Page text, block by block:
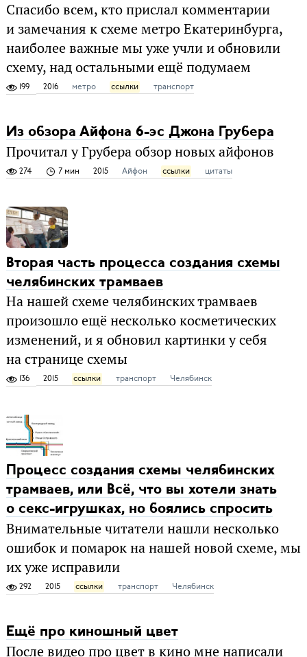
Спасибо всем, кто прислал комментарии
и замечания к схеме метро Екатеринбурга,
наиболее важные мы уже учли и обновили
схему, над остальными ещё подумаем
199 2016 метро ссылки транспорт
Из обзора Айфона 6-эс Джона Грубера
Прочитал у Грубера обзор новых айфонов
274 7 мин 2015 Айфон ссылки цитаты
Вторая часть процесса создания схемы
челябинских трамваев
На нашей схеме челябинских трамваев
произошло ещё несколько косметических
изменений, и я обновил картинки у себя
на странице схемы
136 2015 ссылки транспорт Челябинск
Процесс создания схемы челябинских
трамваев, или Всё, что вы хотели знать
о секс-игрушках, но боялись спросить
Внимательные читатели нашли несколько
ошибок и помарок на нашей новой схеме, мы
их уже исправили
292 2015 ссылки транспорт Челябинск
Ещё про киношный цвет
После видео про цвет в кино мне написали